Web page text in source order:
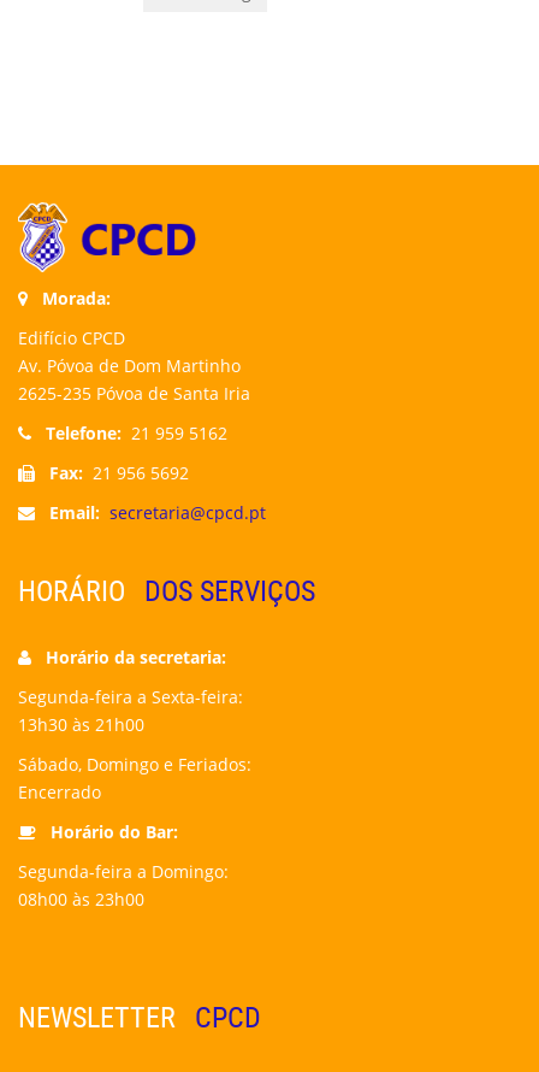
Morada:
Edifício CPCD
Av. Póvoa de Dom Martinho
2625-235 Póvoa de Santa Iria
Telefone: 21 959 5162
Fax: 21 956 5692
Email: secretaria@cpcd.pt
HORÁRIO DOS SERVIÇOS
Horário da secretaria:
Segunda-feira a Sexta-feira:
13h30 às 21h00
Sábado, Domingo e Feriados:
Encerrado
Horário do Bar:
Segunda-feira a Domingo:
08h00 às 23h00
NEWSLETTER CPCD